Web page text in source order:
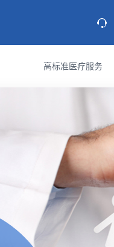
高标准医疗服务